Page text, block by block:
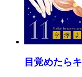
目覚めたら